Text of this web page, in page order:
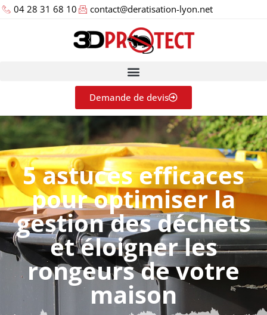
04 28 31 68 10 contact@deratisation-lyon.net
Demande de devis
5 astuces efficaces
pour optimiser la
gestion des déchets
et éloigner les
rongeurs de votre
maison